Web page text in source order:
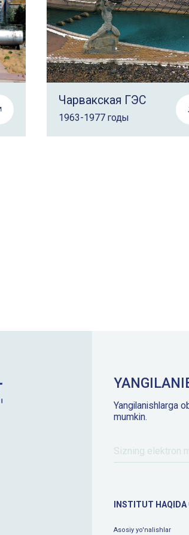
Чарвакская ГЭС
1963-1977 годы
Yangilanishlarga
mumkin.
INSTITUT HAQIDA
Asosiy yo'nalishlar